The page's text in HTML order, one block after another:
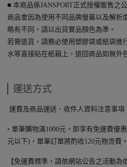
■ 本商品係JANSPORT正式授權販售之
商品會因為使用不同品牌螢幕以及解析
略有不同，請以出貨實品顏色為準。
若需退貨，請務必使用塑膠袋或紙袋進
水等直接貼在紙箱上，退回商品如無外
運送方式
運費及商品運送、收件人資料注意事項
• 單筆購物滿1000元，即享有免運費優
元以下)，單筆訂單將酌收120元物流費。
【免運費標準，請依網站公告之活動為